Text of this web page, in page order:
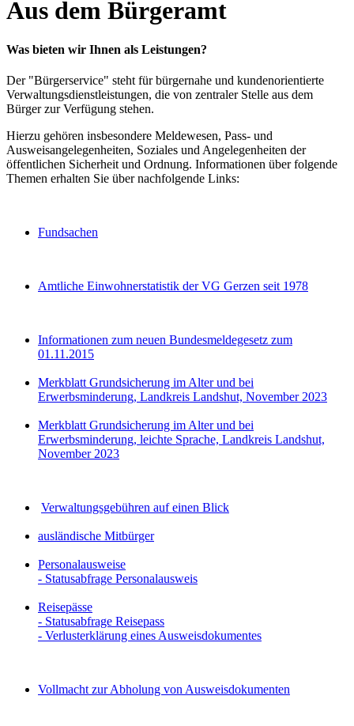
Aus dem Bürgeramt
Was bieten wir Ihnen als Leistungen?
Der "Bürgerservice" steht für bürgernahe und kundenorientierte
Verwaltungsdienstleistungen, die von zentraler Stelle aus dem
Bürger zur Verfügung stehen.
Hierzu gehören insbesondere Meldewesen, Pass- und
Ausweisangelegenheiten, Soziales und Angelegenheiten der
öffentlichen Sicherheit und Ordnung. Informationen über folgende
Themen erhalten Sie über nachfolgende Links:
Fundsachen
Amtliche Einwohnerstatistik der VG Gerzen seit 1978
Informationen zum neuen Bundesmeldegesetz zum
01.11.2015
Merkblatt Grundsicherung im Alter und bei
Erwerbsminderung, Landkreis Landshut, November 2023
Merkblatt Grundsicherung im Alter und bei
Erwerbsminderung, leichte Sprache, Landkreis Landshut,
November 2023
Verwaltungsgebühren auf einen Blick
ausländische Mitbürger
Personalausweise
- Statusabfrage Personalausweis
Reisepässe
- Statusabfrage Reisepass
- Verlusterklärung eines Ausweisdokumentes
Vollmacht zur Abholung von Ausweisdokumenten